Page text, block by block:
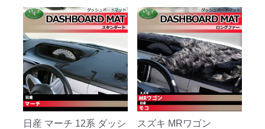
日産 マーチ 12系 ダッシ
スズキ MRワゴン